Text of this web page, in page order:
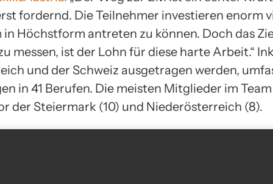
fordernd. Die Teilnehmer investieren enorm
Höchstform antreten zu können. Doch das
messen, ist der Lohn für diese harte Arbeit.“
und der Schweiz ausgetragen werden,
in 41 Berufen. Die meisten Mitglieder im
der Steiermark (10) und Niederösterreich (8).